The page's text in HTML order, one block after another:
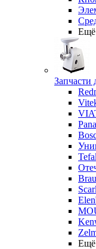
Ещё
Запчасти
Tefal